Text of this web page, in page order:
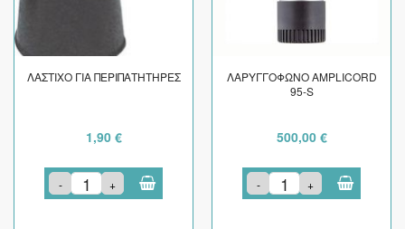
ΛΑΣΤΙΧΟ ΓΙΑ ΠΕΡΙΠΑΤΗΤΗΡΕΣ
1,90 €
- +
ΛΑΡΥΓΓΟΦΩΝΟ AMPLICORD
95-S
500,00 €
- +